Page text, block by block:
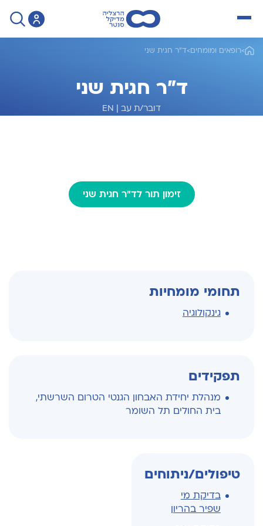
>רופאים ומומחים>ד"ר חגית שני
ד"ר חגית שני
דובר/ת עב |
EN
זימון תור לד"ר חגית שני
תחומי מומחיות
גינקולוגיה
תפקידים
מנהלת יחידת האבחון הגנטי הטרום השרשתי,
בית החולים תל השומר
טיפולים/ניתוחים
בדיקת מי
שפיר בהריון